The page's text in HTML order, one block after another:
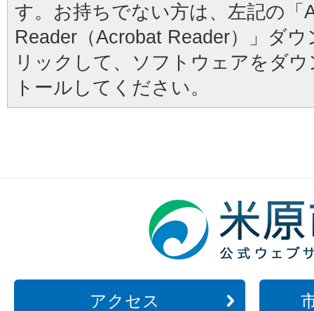
す。お持ちでない方は、左記の「
Reader（Acrobat Reader）」ダ
リックして、ソフトウェアをダ
トールしてください。
アクセス